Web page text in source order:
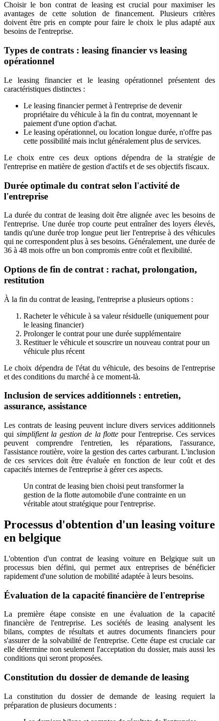
Choisir le bon contrat de leasing est crucial pour maximiser les
avantages de cette solution de financement. Plusieurs critères
doivent être pris en compte pour faire le choix le plus adapté aux
besoins de l'entreprise.
Types de contrats : leasing financier vs leasing
opérationnel
Le leasing financier et le leasing opérationnel présentent des
caractéristiques distinctes :
Le leasing financier permet à l'entreprise de devenir
propriétaire du véhicule à la fin du contrat, moyennant le
paiement d'une option d'achat.
Le leasing opérationnel, ou location longue durée, n'offre pas
cette possibilité mais inclut généralement plus de services.
Le choix entre ces deux options dépendra de la stratégie de
l'entreprise en matière de gestion d'actifs et de ses objectifs fiscaux.
Durée optimale du contrat selon l'activité de
l'entreprise
La durée du contrat de leasing doit être alignée avec les besoins de
l'entreprise. Une durée trop courte peut entraîner des loyers élevés,
tandis qu'une durée trop longue peut lier l'entreprise à des véhicules
qui ne correspondent plus à ses besoins. Généralement, une durée de
36 à 48 mois offre un bon compromis entre coût et flexibilité.
Options de fin de contrat : rachat, prolongation,
restitution
À la fin du contrat de leasing, l'entreprise a plusieurs options :
Racheter le véhicule à sa valeur résiduelle (uniquement pour
le leasing financier)
Prolonger le contrat pour une durée supplémentaire
Restituer le véhicule et souscrire un nouveau contrat pour un
véhicule plus récent
Le choix dépendra de l'état du véhicule, des besoins de l'entreprise
et des conditions du marché à ce moment-là.
Inclusion de services additionnels : entretien,
assurance, assistance
Les contrats de leasing peuvent inclure divers services additionnels
qui simplifient la gestion de la flotte pour l'entreprise. Ces services
peuvent comprendre l'entretien, les réparations, l'assurance,
l'assistance routière, voire la gestion des cartes carburant. L'inclusion
de ces services doit être évaluée en fonction de leur coût et des
capacités internes de l'entreprise à gérer ces aspects.
Un contrat de leasing bien choisi peut transformer la
gestion de la flotte automobile d'une contrainte en un
véritable atout stratégique pour l'entreprise.
Processus d'obtention d'un leasing voiture
en belgique
L'obtention d'un contrat de leasing voiture en Belgique suit un
processus bien défini, qui permet aux entreprises de bénéficier
rapidement d'une solution de mobilité adaptée à leurs besoins.
Évaluation de la capacité financière de l'entreprise
La première étape consiste en une évaluation de la capacité
financière de l'entreprise. Les sociétés de leasing analysent les
bilans, comptes de résultats et autres documents financiers pour
s'assurer de la solvabilité de l'entreprise. Cette étape est cruciale car
elle détermine non seulement l'acceptation du dossier, mais aussi les
conditions qui seront proposées.
Constitution du dossier de demande de leasing
La constitution du dossier de demande de leasing requiert la
préparation de plusieurs documents :